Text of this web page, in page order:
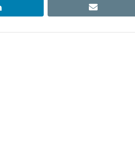
linkedin email